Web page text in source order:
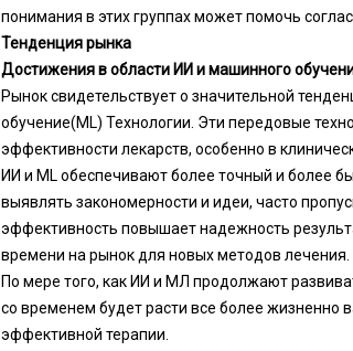
понимания в этих группах может помочь
Тенденция рынка
Достижения в области ИИ и машинного
Рынок свидетельствует о значительной
обучение(ML) Технологии. Эти передовые
эффективности лекарств, особенно в
ИИ и ML обеспечивают более точный и более
выявлять закономерности и идеи, часто
эффективность повышает надежность
времени на рынок для новых методов лечения.
По мере того, как ИИ и МЛ продолжают
со временем будет расти все более жизненно
эффективной терапии.